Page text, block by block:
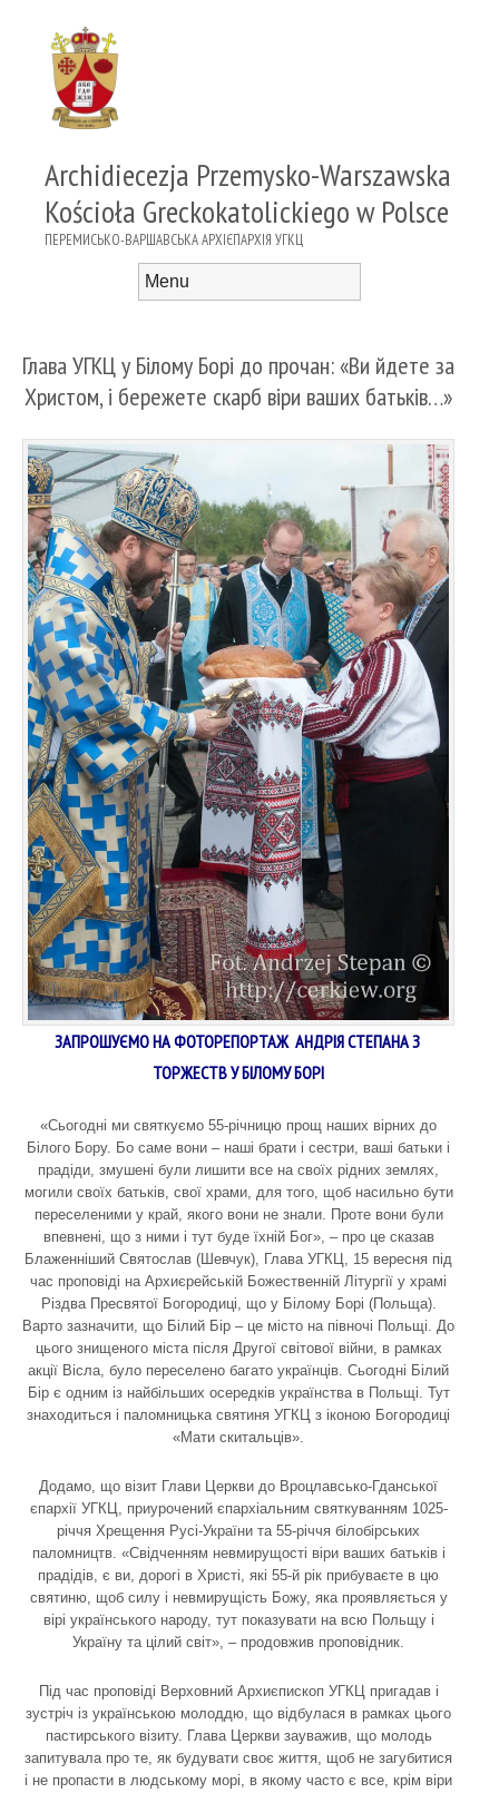
Archidiecezja Przemysko-Warszawska
Kościoła Greckokatolickiego w Polsce
ПЕРЕМИСЬКО-ВАРШАВСЬКА АРХІЄПАРХІЯ УГКЦ
Глава УГКЦ у Білому Борі до прочан: «Ви йдете за
Христом, і бережете скарб віри ваших батьків…»
ЗАПРОШУЄМО НА ФОТОРЕПОРТАЖ АНДРІЯ СТЕПАНА З
ТОРЖЕСТВ У БІЛОМУ БОРІ
«Сьогодні ми святкуємо 55-річницю прощ наших вірних до
Білого Бору. Бо саме вони – наші брати і сестри, ваші батьки і
прадіди, змушені були лишити все на своїх рідних землях,
могили своїх батьків, свої храми, для того, щоб насильно бути
переселеними у край, якого вони не знали. Проте вони були
впевнені, що з ними і тут буде їхній Бог», – про це сказав
Блаженніший Святослав (Шевчук), Глава УГКЦ, 15 вересня під
час проповіді на Архиєрейській Божественній Літургії у храмі
Різдва Пресвятої Богородиці, що у Білому Борі (Польща).
Варто зазначити, що Білий Бір – це місто на півночі Польщі. До
цього знищеного міста після Другої світової війни, в рамках
акції Вісла, було переселено багато українців. Сьогодні Білий
Бір є одним із найбільших осередків українства в Польщі. Тут
знаходиться і паломницька святиня УГКЦ з іконою Богородиці
«Мати скитальців».
Додамо, що візит Глави Церкви до Вроцлавсько-Гданської
єпархії УГКЦ, приурочений єпархіальним святкуванням 1025-
річчя Хрещення Русі-України та 55-річчя білобірських
паломництв. «Свідченням невмирущості віри ваших батьків і
прадідів, є ви, дорогі в Христі, які 55-й рік прибуваєте в цю
святиню, щоб силу і невмирущість Божу, яка проявляється у
вірі українського народу, тут показувати на всю Польщу і
Україну та цілий світ», – продовжив проповідник.
Під час проповіді Верховний Архиєпископ УГКЦ пригадав і
зустріч із українською молоддю, що відбулася в рамках цього
пастирського візиту. Глава Церкви зауважив, що молодь
запитувала про те, як будувати своє життя, щоб не загубитися
і не пропасти в людському морі, в якому часто є все, крім віри